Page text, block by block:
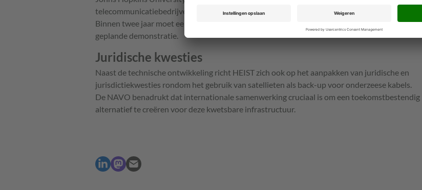
telecommunicatiebedrijven en partners uit de VS, IJsland, Zweden en Zwitserland mee.
Binnen twee jaar moet een werkend prototype worden gepresenteerd, met een in Zweden
geplande demonstratie.
Juridische kwesties
Naast de technische ontwikkeling richt HEIST zich ook op het aanpakken van juridische en
jurisdictiekwesties rondom het gebruik van satellieten als back-up voor onderzeese kabels.
De NAVO benadrukt dat internationale samenwerking cruciaal is om een toekomstbestendig
alternatief te creëren voor deze kwetsbare infrastructuur.